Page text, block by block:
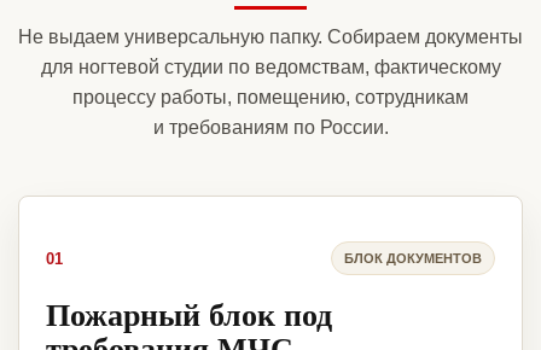
Не выдаем универсальную папку. Собираем документы
для ногтевой студии по ведомствам, фактическому
процессу работы, помещению, сотрудникам
и требованиям по России.
01 БЛОК ДОКУМЕНТОВ
Пожарный блок под